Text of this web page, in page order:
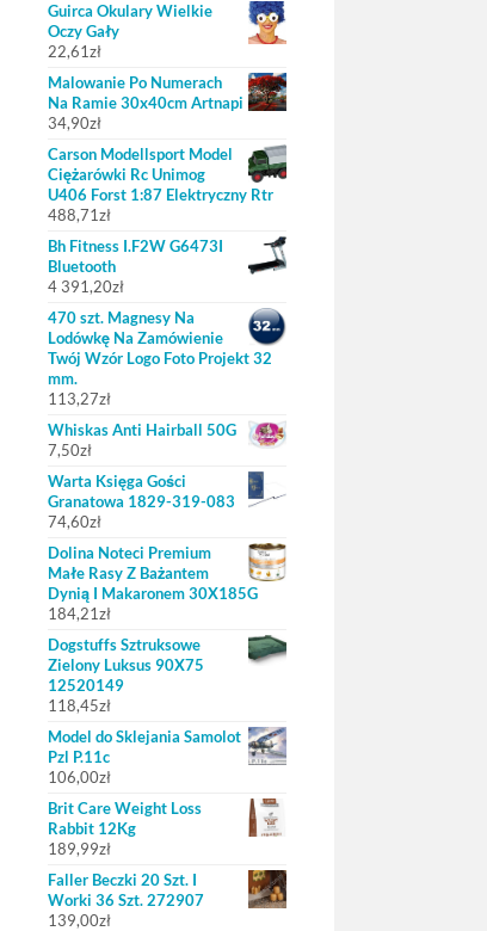
Guirca Okulary Wielkie
Oczy Gały
22,61zł
Malowanie Po Numerach
Na Ramie 30x40cm Artnapi
34,90zł
Carson Modellsport Model
Ciężarówki Rc Unimog
U406 Forst 1:87 Elektryczny Rtr
488,71zł
Bh Fitness I.F2W G6473I
Bluetooth
4 391,20zł
470 szt. Magnesy Na
Lodówkę Na Zamówienie
Twój Wzór Logo Foto Projekt 32
mm.
113,27zł
Whiskas Anti Hairball 50G
7,50zł
Warta Księga Gości
Granatowa 1829-319-083
74,60zł
Dolina Noteci Premium
Małe Rasy Z Bażantem
Dynią I Makaronem 30X185G
184,21zł
Dogstuffs Sztruksowe
Zielony Luksus 90X75
12520149
118,45zł
Model do Sklejania Samolot
Pzl P.11c
106,00zł
Brit Care Weight Loss
Rabbit 12Kg
189,99zł
Faller Beczki 20 Szt. I
Worki 36 Szt. 272907
139,00zł